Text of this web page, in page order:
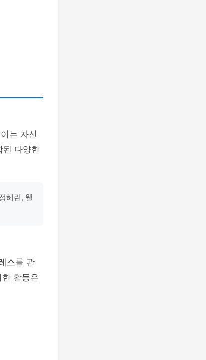
는 자신
된 다양한
혜린, 웰
스를 관
활동은